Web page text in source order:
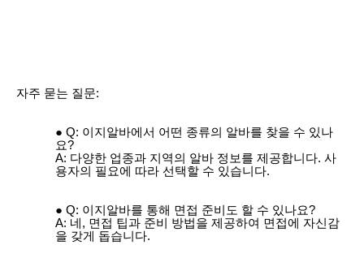
자주 묻는 질문:
Q: 이지알바에서 어떤 종류의 알바를 찾을 수 있나
요?
A: 다양한 업종과 지역의 알바 정보를 제공합니다. 사
용자의 필요에 따라 선택할 수 있습니다.
Q: 이지알바를 통해 면접 준비도 할 수 있나요?
A: 네, 면접 팁과 준비 방법을 제공하여 면접에 자신감
을 갖게 돕습니다.